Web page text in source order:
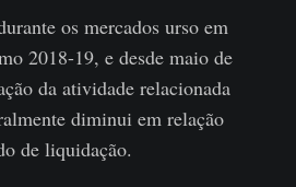
os mercados urso em
2018-19, e desde maio de
da atividade relacionada
diminui em relação
de liquidação.